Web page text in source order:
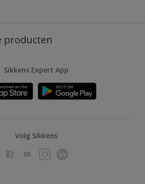
producten
Sikkens Expert App
Volg Sikkens